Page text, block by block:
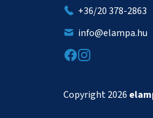
+36/20 378-2863
info@elampa.hu
Copyright 2026